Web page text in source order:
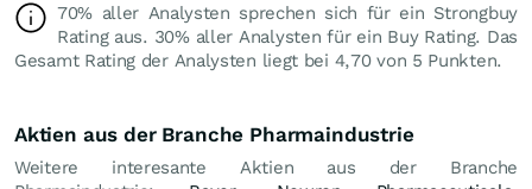
70% aller Analysten sprechen sich für ein Strongbuy
Rating aus. 30% aller Analysten für ein Buy Rating. Das
Gesamt Rating der Analysten liegt bei 4,70 von 5 Punkten.
Aktien aus der Branche Pharmaindustrie
Weitere interesante Aktien aus der Branche